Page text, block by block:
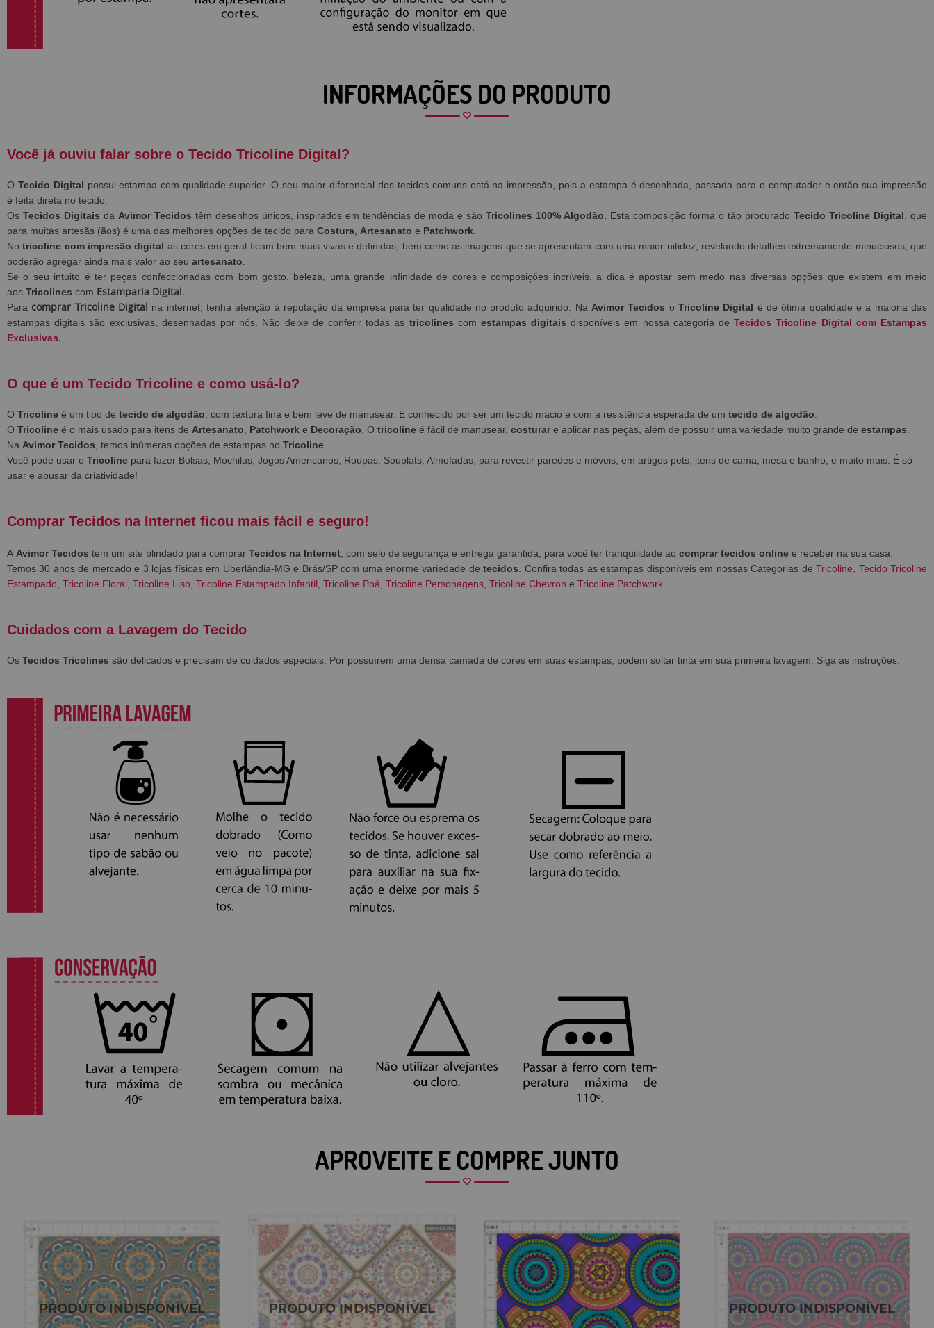
INFORMAÇÕES DO PRODUTO
Você já ouviu falar sobre o Tecido Tricoline Digital?
O Tecido Digital possui estampa com qualidade superior. O seu maior diferencial dos tecidos comuns está na impressão, pois a estampa é desenhada, passada para o computador e então sua impressão
é feita direta no tecido.
Os Tecidos Digitais da Avimor Tecidos têm desenhos únicos, inspirados em tendências de moda e são Tricolines 100% Algodão. Esta composição forma o tão procurado Tecido Tricoline Digital , que
para muitas artesãs (ãos) é uma das melhores opções de tecido para Costura Artesanato e Patchwork.
Notricoline com impresão digital ascores em geral ficam bem mais vivas e definidas, bem como as imagens que se apresentam com uma maior nitidez, revelando detalhes extremamente minuciosos, que
poderão agregar ainda mais valor ao seu artesanato
Se o seu intuito é ter peças confeccionadas com bom gosto, beleza, uma grande infinidade de cores e composições incríveis, a dica é apostar sem medo nas diversas opções que existem em meio
aos Tricolines com Estamparia Digital.
Para comprar Tricoline Digital na internet, tenha atenção à reputação da empresa para ter qualidade no produto adquirido. Na Avimor Tecidos o Tricoline Digital é de ótima qualidade e a maioria das
estampas digitais são exclusivas, desenhadas por nós. Não deixe de conferir todas as tricolines com estampas digitaisdisponíveis em nossa categoria deTecidos Tricoline Digital com Estampas
Exclusivas.
O que é um Tecido Tricoline e como usá-lo?
O Tricoline é um tipo de tecido de algodão , com textura fina e bem leve de manusear. É conhecido por ser um tecido macio e com a resistência esperada de um tecido de algodão
O Tricoline é o mais usado para itens de Artesanato Patchwork e Decoração . O tricoline é fácil de manusear, costurar e aplicar nas peças, além de possuir uma variedade muito grande de estampas
Na Avimor Tecidos , temos inúmeras opções de estampas no Tricoline
Você pode usar o Tricoline para fazer Bolsas, Mochilas, Jogos Americanos, Roupas, Souplats, Almofadas, para revestir paredes e móveis, em artigos pets, itens de cama, mesa e banho, e muito mais. É só
usar e abusar da criatividade!
Comprar Tecidos na Internet ficou mais fácil e seguro!
A Avimor Tecidos tem um site blindado para comprar Tecidos na Internet , com selo de segurança e entrega garantida, para você ter tranquilidade ao comprar tecidos online e receber na sua casa.
Temos 30 anos de mercado e 3 lojas físicas em Uberlândia-MG e Brás/SP com uma enorme variedade detecidos . Confira todas as estampas disponíveis em nossas Categorias deTricoline
Tecido Tricoline
Estampado Tricoline Floral Tricoline Liso Tricoline Estampado Infantil Tricoline Poá Tricoline Personagens Tricoline Chevron e Tricoline Patchwork
Cuidados com a Lavagem do Tecido
Os Tecidos Tricolines são delicados e precisam de cuidados especiais. Por possuírem uma densa camada de cores em suas estampas, podem soltar tinta em sua primeira lavagem. Siga as instruções:
APROVEITE E COMPRE JUNTO